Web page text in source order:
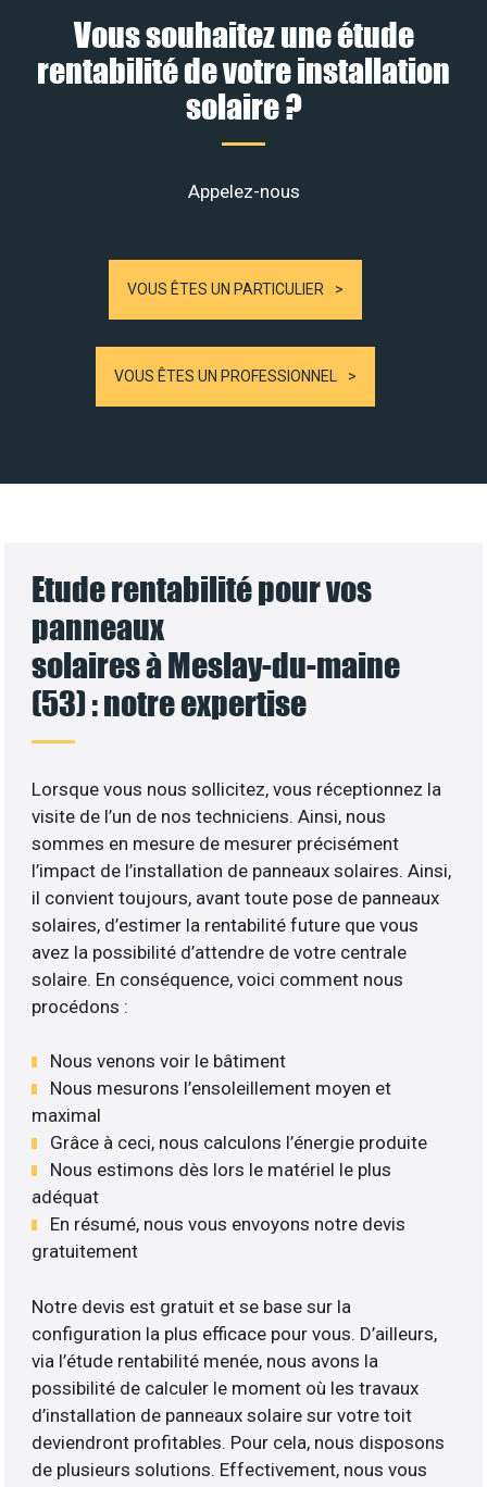
Vous souhaitez une étude
rentabilité de votre installation
solaire ?
Appelez-nous
VOUS ÊTES UN PARTICULIER
VOUS ÊTES UN PROFESSIONNEL
Etude rentabilité pour vos
panneaux
solaires à Meslay-du-maine
(53) : notre expertise
Lorsque vous nous sollicitez, vous réceptionnez la
visite de l’un de nos techniciens. Ainsi, nous
sommes en mesure de mesurer précisément
l’impact de l’installation de panneaux solaires. Ainsi,
il convient toujours, avant toute pose de panneaux
solaires, d’estimer la rentabilité future que vous
avez la possibilité d’attendre de votre centrale
solaire. En conséquence, voici comment nous
procédons :
Nous venons voir le bâtiment
Nous mesurons l’ensoleillement moyen et
maximal
Grâce à ceci, nous calculons l’énergie produite
Nous estimons dès lors le matériel le plus
adéquat
En résumé, nous vous envoyons notre devis
gratuitement
Notre devis est gratuit et se base sur la
configuration la plus efficace pour vous. D’ailleurs,
via l’étude rentabilité menée, nous avons la
possibilité de calculer le moment où les travaux
d’installation de panneaux solaire sur votre toit
deviendront profitables. Pour cela, nous disposons
de plusieurs solutions. Effectivement, nous vous